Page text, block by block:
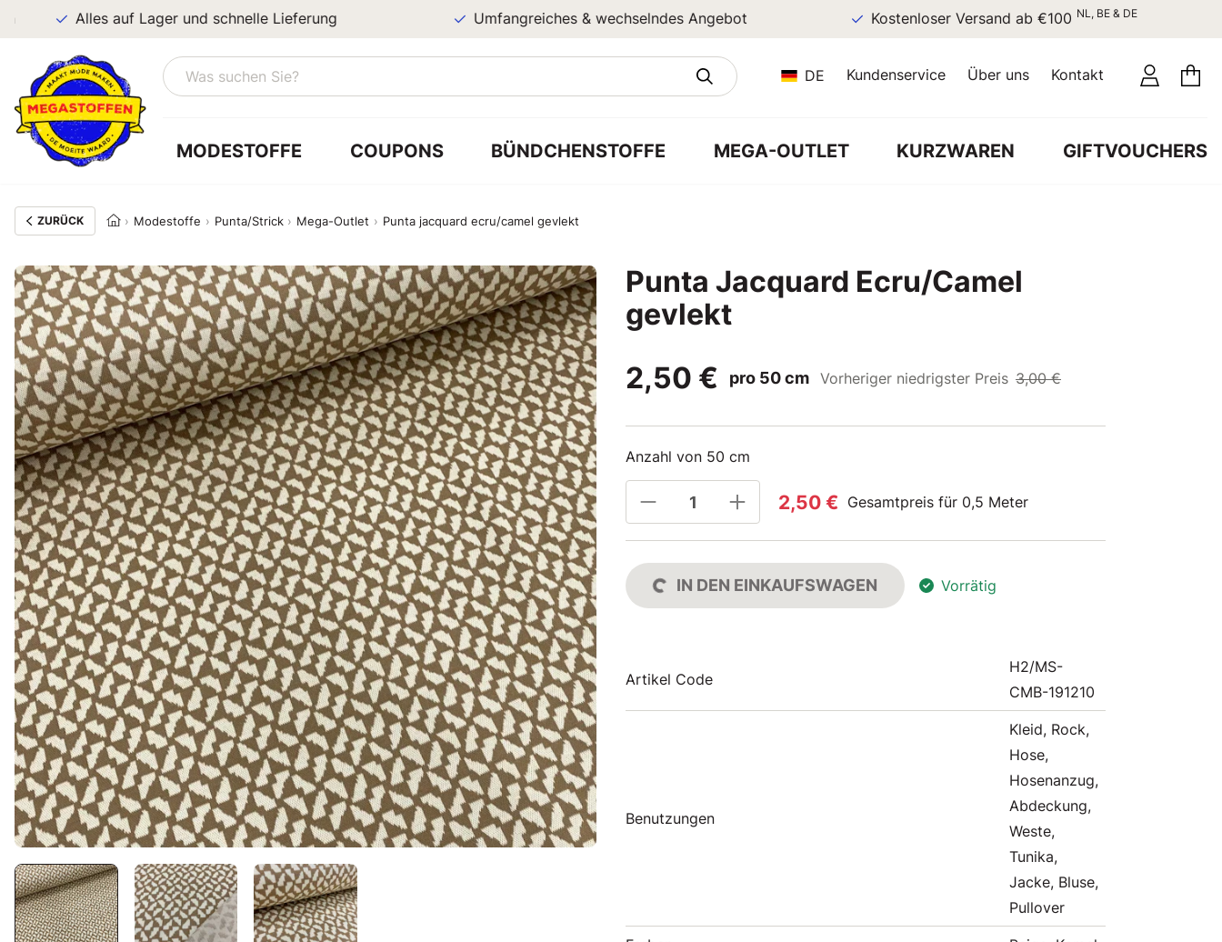
Alles auf Lager und schnelle Lieferung Umfangreiches & wechselndes Angebot Kostenloser Versand ab €100NL, BE & DE
DE Kundenservice Über uns Kontakt
MODESTOFFE COUPONS BÜNDCHENSTOFFE MEGA-OUTLET KURZWAREN GIFTVOUCHERS
ZURÜCK Modestoffe Punta/Strick Mega-Outlet Punta jacquard ecru/camel gevlekt
Punta Jacquard Ecru/Camel
gevlekt
2,50 €
pro 50 cm Vorheriger niedrigster Preis 3,00 €
Anzahl von 50 cm
2,50 € Gesamtpreis für 0,5 Meter
IN DEN EINKAUFSWAGEN Vorrätig
Artikel Code
H2/MS-
CMB-191210
Benutzungen
Kleid, Rock,
Hose,
Hosenanzug,
Abdeckung,
Weste,
Tunika,
Jacke, Bluse,
Pullover